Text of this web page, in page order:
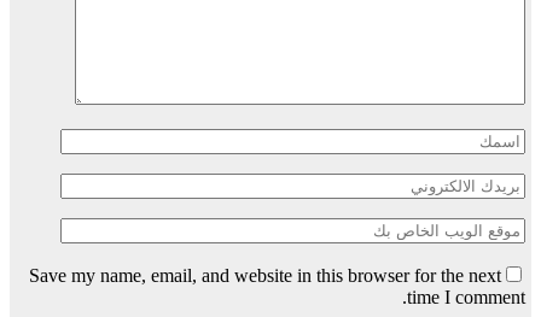
Save my name, email, and website in this browser for the next
time I comment.